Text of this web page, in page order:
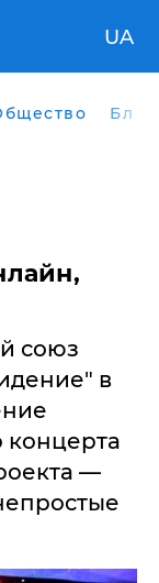
UA
союз
в
концерта
—